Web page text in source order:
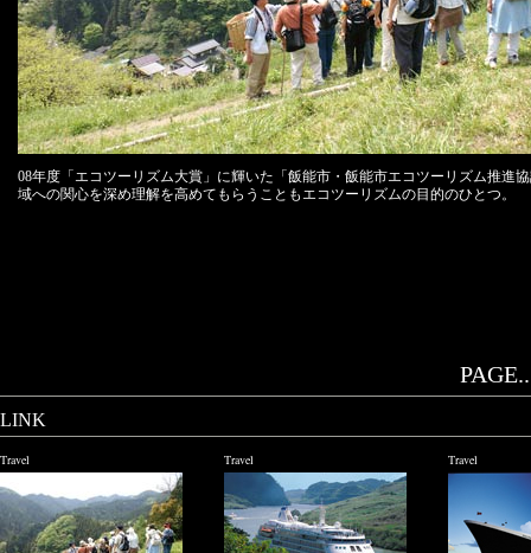
08年度「エコツーリズム大賞」に輝いた「飯能市・飯能市エコツーリズム推進
域への関心を深め理解を高めてもらうこともエコツーリズムの目的のひとつ。
LINK
Travel Travel Travel